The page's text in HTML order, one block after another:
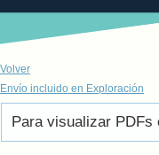
Volver
Envío incluido en Exploración
Para visualizar PDFs